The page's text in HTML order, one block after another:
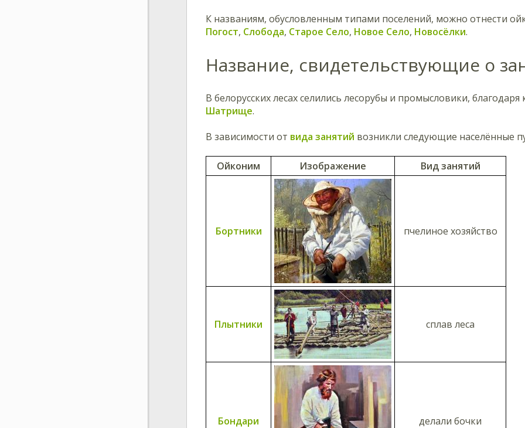
К названиям, обусловленным типами поселений, можно отнести
Погост, Слобода, Старое Село, Новое Село, Новосёлки.
Название, свидетельствующие о
В белорусских лесах селились лесорубы и промысловики,
Шатрище.
В зависимости от вида занятий возникли следующие населённые
Ойконим Изображение Вид занятий
Бортники пчелиное хозяйство
Плытники сплав леса
Бондари делали бочки